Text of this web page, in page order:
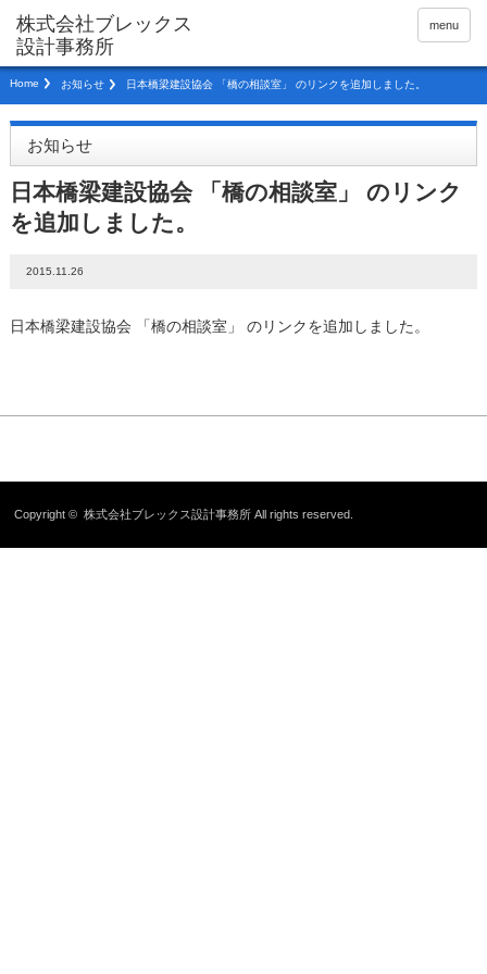
menu
Home お知らせ 日本橋梁建設協会 「橋の相談室」 のリンクを追加しました。
お知らせ
日本橋梁建設協会 「橋の相談室」 のリンク
を追加しました。
2015.11.26
日本橋梁建設協会 「橋の相談室」 のリンクを追加しました。
Copyright ©株式会社ブレックス設計事務所 All rights reserved.